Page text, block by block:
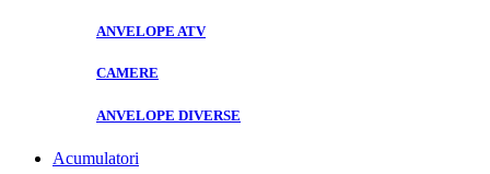
ANVELOPE ATV
CAMERE
ANVELOPE DIVERSE
Acumulatori